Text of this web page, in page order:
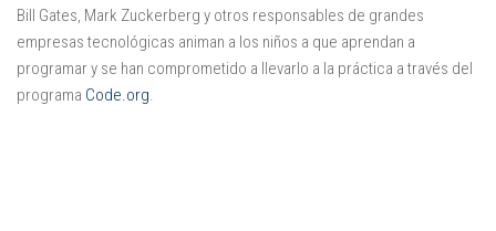
Windows Phone
Juegos
Bill Gates, Mark Zuckerberg y otros responsables de grandes
empresas tecnológicas animan a los niños a que aprendan a
programar y se han comprometido a llevarlo a la práctica a través del
programa Code.org.